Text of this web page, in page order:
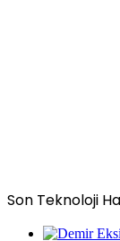
Son Teknoloji